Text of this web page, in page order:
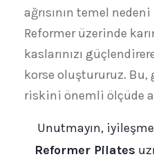
ağrısının temel
Reformer üzerinde
kaslarınızı
korse oluştururuz. Bu,
riskini önemli ölçüde
Unutmayın,
Reformer Pilates